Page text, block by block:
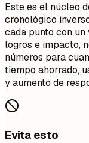
Este es el núcleo
cronológico
cada punto con
logros e impacto,
números para
tiempo ahorrado,
y aumento de
Evita esto